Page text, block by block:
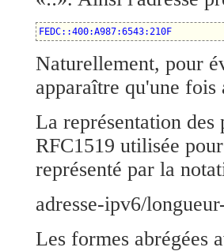
FEDC::400:A987:6543:210F
Naturellement, pour
apparaître qu'une fois
La représentation
RFC1519 utilisée
représenté par la
adresse-ipv6/
Les formes abrégées